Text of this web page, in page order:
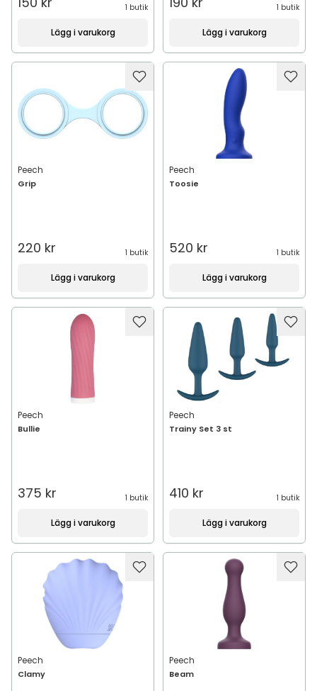
1 butik
Lägg i varukorg
1 butik
Lägg i varukorg
Peech
Grip
220 kr 1 butik
Lägg i varukorg
Peech
Toosie
520 kr 1 butik
Lägg i varukorg
Peech
Bullie
375 kr 1 butik
Lägg i varukorg
Peech
Trainy Set 3 st
410 kr 1 butik
Lägg i varukorg
Peech
Clamy
Peech
Beam